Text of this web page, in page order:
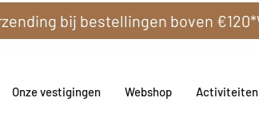
Onze vestigingen Webshop Activiteiten